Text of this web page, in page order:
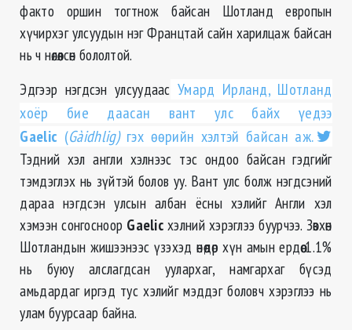
факто оршин тогтнож байсан Шотланд европын
хүчирхэг улсуудын нэг Францтай сайн харилцаж байсан
нь ч нөлөөлсөн бололтой.
Эдгээр нэгдсэн улсуудаас Умард Ирланд, Шотланд
хоёр бие даасан вант улс байх үедээ
Gaelic (Gàidhlig) гэх өөрийн хэлтэй байсан аж.
Тэдний хэл англи хэлнээс тэс ондоо байсан гэдгийг
тэмдэглэх нь зүйтэй болов уу. Вант улс болж нэгдсэний
дараа нэгдсэн улсын албан ёсны хэлийг Англи хэл
хэмээн сонгосноор Gaelic хэлний хэрэглээ буурчээ. Зөвхөн
Шотландын жишээнээс үзэхэд өнөөдөр хүн амын ердөө 1.1%
нь буюу алслагдсан уулархаг, намгархаг бүсэд
амьдардаг иргэд тус хэлийг мэддэг боловч хэрэглээ нь
улам буурсаар байна.